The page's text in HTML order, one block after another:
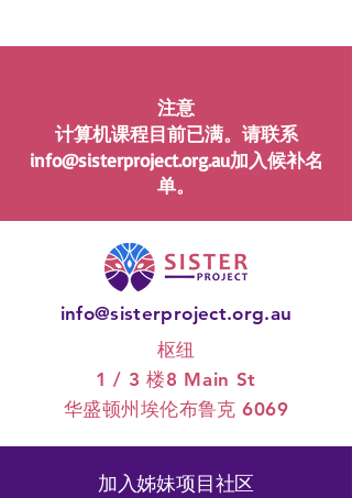
注意
计算机课程目前已满。请联系
info@sisterproject.org.au加入候补名
单。
info@sisterproject.org.au
枢纽
1 / 3 楼8 Main St
华盛顿州埃伦布鲁克 6069
加入姊妹项目社区